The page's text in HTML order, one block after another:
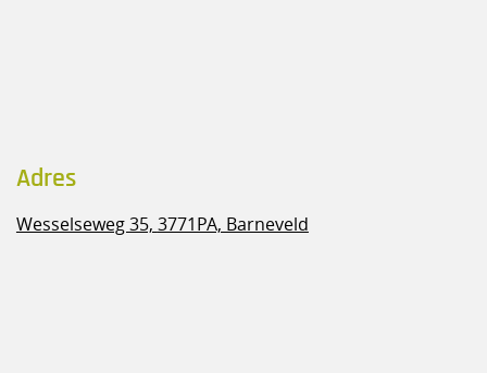
Adres
Wesselseweg 35, 3771PA, Barneveld